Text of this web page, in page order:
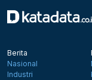
Berita
Nasional
Industri